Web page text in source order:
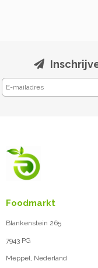
Foodmarkt
Blankenstein 265
7943 PG
Meppel, Nederland